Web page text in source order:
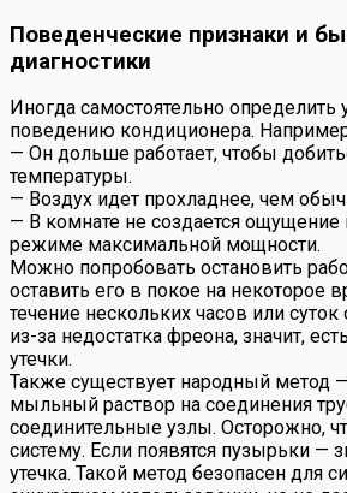
Поведенческие признаки и
диагностики
Иногда самостоятельно определить
поведению кондиционера.
— Он дольше работает, чтобы
температуры.
— Воздух идет прохладнее, чем
— В комнате не создается
режиме максимальной мощности.
Можно попробовать остановить
оставить его в покое на некоторое
течение нескольких часов или суток
из-за недостатка фреона, значит,
утечки.
Также существует народный метод —
мыльный раствор на соединения
соединительные узлы. Осторожно,
систему. Если появятся пузырьки —
утечка. Такой метод безопасен для